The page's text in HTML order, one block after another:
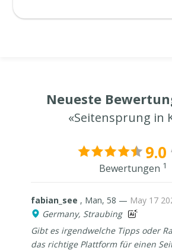
Neueste
«Seitensprung in
9.0
Bewertungen 1
fabian_see , Man, 58 — May 17
Germany, Straubing
Gibt es irgendwelche Tipps oder
das richtige Plattform für einen